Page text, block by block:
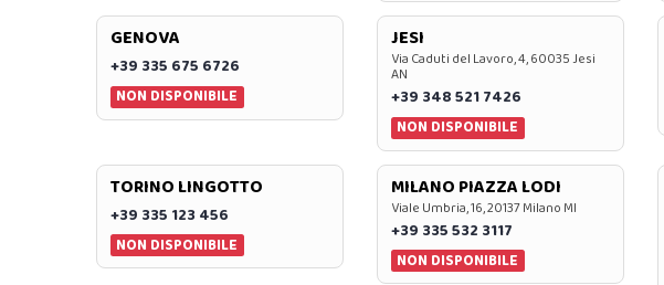
GENOVA
+39 335 675 6726
NON DISPONIBILE
JESI
Via Caduti del Lavoro, 4, 60035 Jesi
AN
+39 348 521 7426
NON DISPONIBILE
TORINO LINGOTTO
+39 335 123 456
NON DISPONIBILE
MILANO PIAZZA LODI
Viale Umbria, 16, 20137 Milano MI
+39 335 532 3117
NON DISPONIBILE